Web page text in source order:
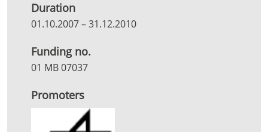
Duration
01.10.2007–31.12.2010
Funding no.
01 MB 07037
Promoters